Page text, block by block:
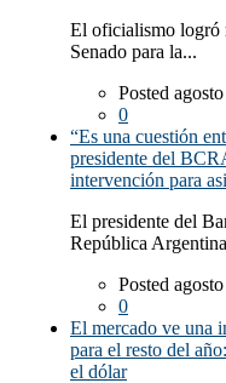
El oficialismo logró
Senado para la...
Posted
0
“Es una cuestión
presidente del
intervención para
El presidente del
República
Posted
0
El mercado ve una
para el resto del
el dólar